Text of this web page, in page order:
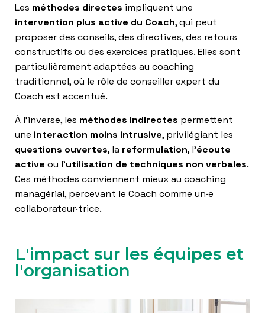
Les méthodes directes impliquent une
intervention plus active du Coach, qui peut
proposer des conseils, des directives, des retours
constructifs ou des exercices pratiques. Elles sont
particulièrement adaptées au coaching
traditionnel, où le rôle de conseiller expert du
Coach est accentué.
À l’inverse, les méthodes indirectes permettent
une interaction moins intrusive, privilégiant les
questions ouvertes, la reformulation, l’écoute
active ou l’utilisation de techniques non verbales.
Ces méthodes conviennent mieux au coaching
managérial, percevant le Coach comme un·e
collaborateur·trice.
L'impact sur les équipes et
l'organisation